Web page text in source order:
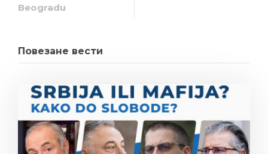
Beogradu
Повезане вести